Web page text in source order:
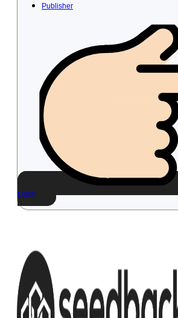
Publisher
Login